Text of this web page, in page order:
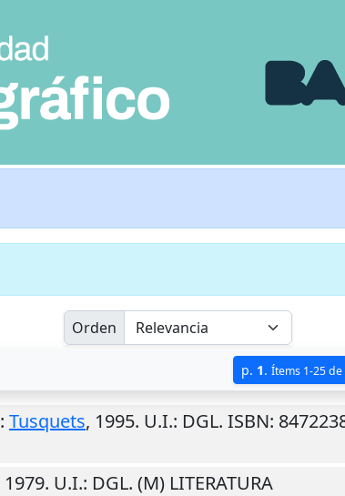
Orden
p. 1.Ítems 1-25 de
: Tusquets, 1995. U.I.: DGL. ISBN:
1979. U.I.: DGL. (M) LITERATURA